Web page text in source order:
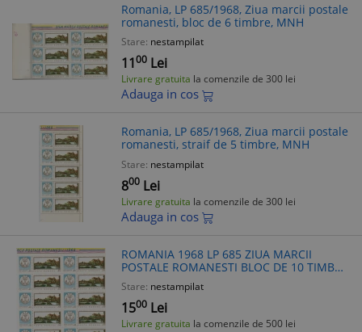
Romania, LP 685/1968, Ziua marcii postale
romanesti, bloc de 6 timbre, MNH
Stare: nestampilat
1100 Lei
Livrare gratuita la comenzile de 300 lei
Adauga in cos
Romania, LP 685/1968, Ziua marcii postale
romanesti, straif de 5 timbre, MNH
Stare: nestampilat
800 Lei
Livrare gratuita la comenzile de 300 lei
Adauga in cos
ROMANIA 1968 LP 685 ZIUA MARCII
POSTALE ROMANESTI BLOC DE 10 TIMBRE
MNH
Stare: nestampilat
1500 Lei
Livrare gratuita la comenzile de 500 lei